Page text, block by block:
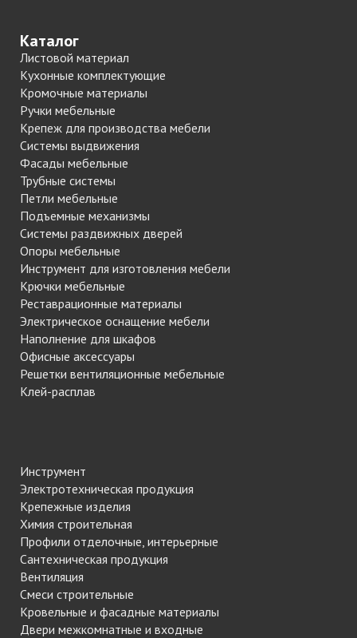
Каталог
Листовой материал
Кухонные комплектующие
Кромочные материалы
Ручки мебельные
Крепеж для производства мебели
Системы выдвижения
Фасады мебельные
Трубные системы
Петли мебельные
Подъемные механизмы
Системы раздвижных дверей
Опоры мебельные
Инструмент для изготовления мебели
Крючки мебельные
Реставрационные материалы
Электрическое оснащение мебели
Наполнение для шкафов
Офисные аксессуары
Решетки вентиляционные мебельные
Клей-расплав
Инструмент
Электротехническая продукция
Крепежные изделия
Химия строительная
Профили отделочные, интерьерные
Сантехническая продукция
Вентиляция
Смеси строительные
Кровельные и фасадные материалы
Двери межкомнатные и входные